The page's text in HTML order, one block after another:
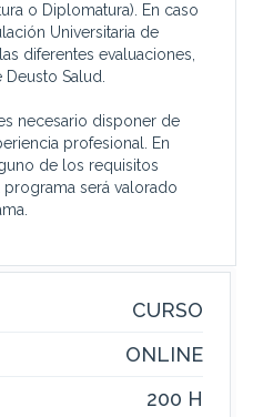
o Diplomatura). En caso
Universitaria de
diferentes evaluaciones,
Salud.
necesario disponer de
profesional. En
de los requisitos
será valorado
CURSO
ONLINE
200 H